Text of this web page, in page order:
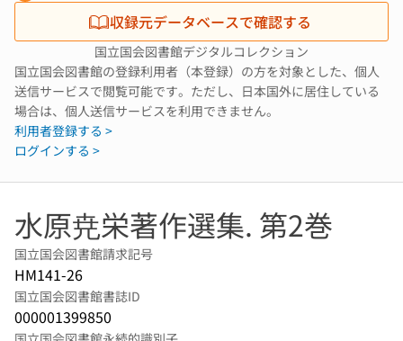
収録元データベースで確認する
国立国会図書館デジタルコレクション
国立国会図書館の登録利用者（本登録）の方を対象とした、個人
送信サービスで閲覧可能です。ただし、日本国外に居住している
場合は、個人送信サービスを利用できません。
利用者登録する >
ログインする >
水原尭栄著作選集. 第2巻
国立国会図書館請求記号
HM141-26
国立国会図書館書誌ID
000001399850